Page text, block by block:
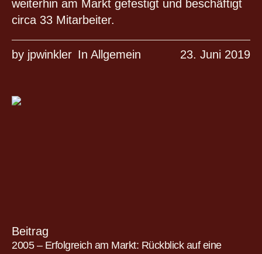
weiterhin am Markt gefestigt und beschäftigt
circa 33 Mitarbeiter.
23. Juni 2019
by jpwinkler In Allgemein
Beitrag
2005 – Erfolgreich am Markt: Rückblick auf eine